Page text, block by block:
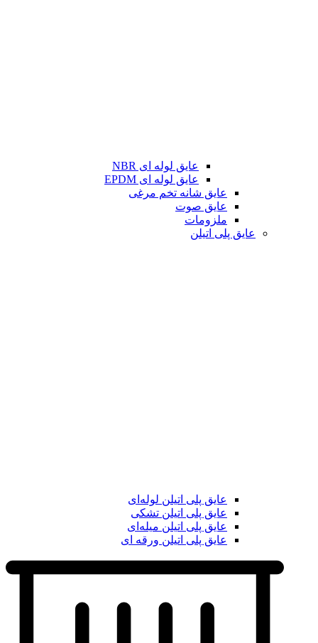
عایق لوله ای NBR
عایق لوله ای EPDM
عایق شانه تخم مرغی
عایق صوت
ملزومات
عایق پلی اتیلن
عایق پلی اتیلن لوله‌ای
عایق پلی اتیلن تشکی
عایق پلی اتیلن میله‌ای
عایق پلی اتیلن ورقه ای